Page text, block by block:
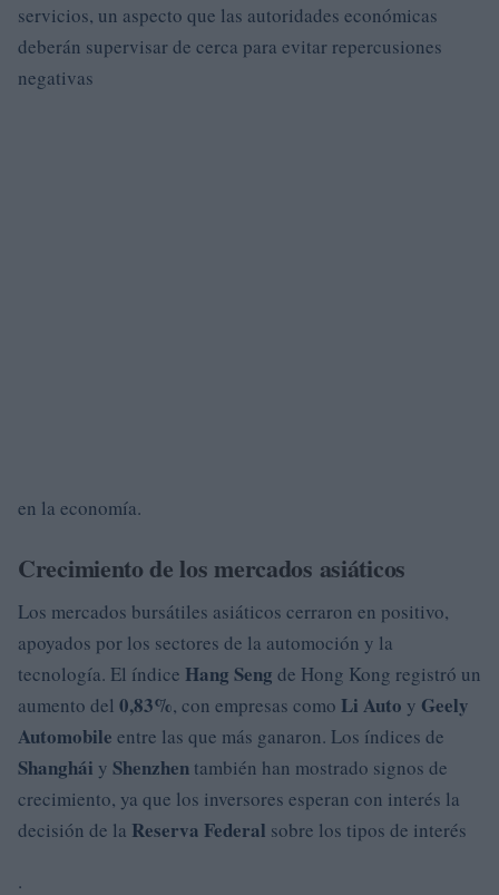
servicios, un aspecto que las autoridades económicas
deberán supervisar de cerca para evitar repercusiones
negativas
en la economía.
Crecimiento de los mercados asiáticos
Los mercados bursátiles asiáticos cerraron en positivo,
apoyados por los sectores de la automoción y la
tecnología. El índice Hang Seng de Hong Kong registró un
aumento del 0,83%, con empresas como Li Auto y Geely
Automobile entre las que más ganaron. Los índices de
Shanghái y Shenzhen también han mostrado signos de
crecimiento, ya que los inversores esperan con interés la
decisión de la Reserva Federal sobre los tipos de interés
.